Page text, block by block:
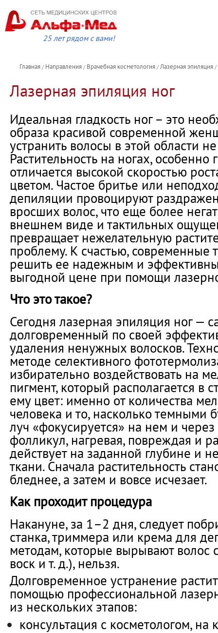
25 лет рядом с вами!
Главная / Направления / Врачебная косметология /Лазерная эпиляция /
Лазерная эпиляция ног
Идеальная гладкость ног – это
образа красивой современной
устранить волосы в этой области
Растительность на ногах, особенно
отличается высокой скоростью
цветом. Частое бритье или
депиляции провоцируют
вросших волос, что еще более
внешнем виде и тактильных
превращает нежелательную
проблему. К счастью, современные
решить ее надежным и
выгодной цене при помощи
Что это такое?
Сегодня лазерная эпиляция ног —
долговременный по своей
удаления ненужных волосков.
методе селективного
избирательно воздействовать на
пигмент, который располагается в
ему цвет: именно от количества
человека и то, насколько темными
луч «фокусируется» на нем и через
фолликул, нагревая, повреждая и
действует на заданной глубине и
ткани. Сначала растительность
бледнее, а затем и вовсе исчезает.
Как проходит процедура
Накануне, за 1–2 дня, следует
станка, триммера или крема для
методам, которые вырывают волос
воск и т. д.), нельзя.
Долговременное устранение
помощью профессиональной
из нескольких этапов:
консультация с косметологом, на